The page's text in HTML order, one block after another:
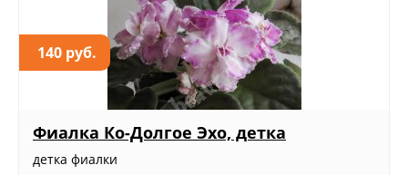
140 руб.
Фиалка Ко-Долгое Эхо, детка
детка фиалки